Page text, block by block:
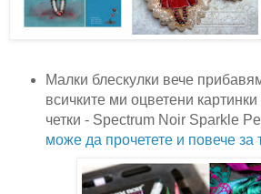
Малки блескулки вече
всичките ми оцветени картинки
четки - Spectrum Noir Sparkle
може да прочетете и повече за